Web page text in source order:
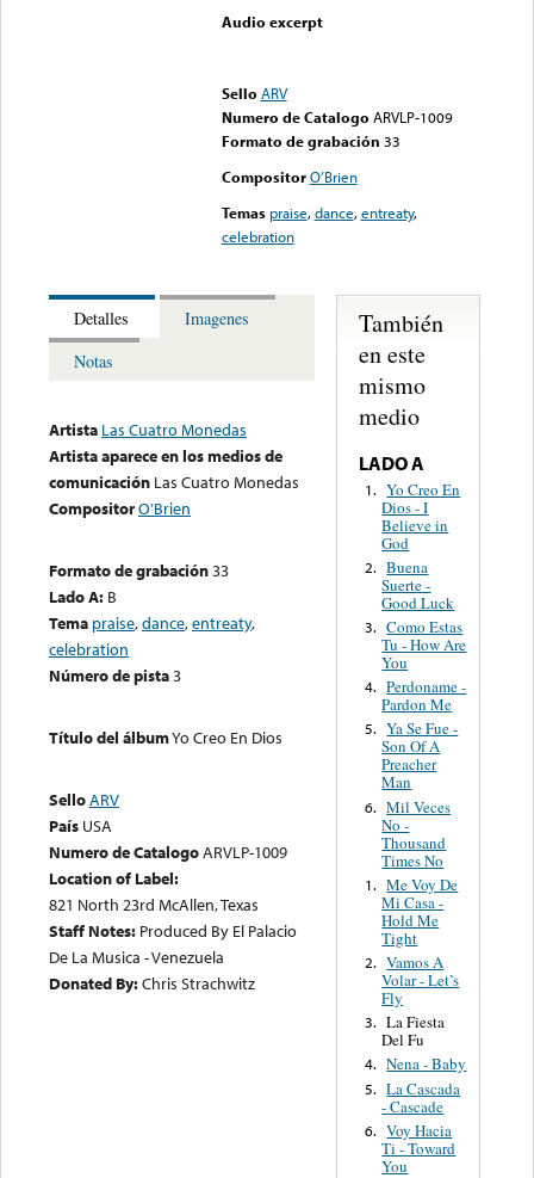
Audio excerpt
Sello ARV
Numero de Catalogo ARVLP-1009
Formato de grabación 33
Compositor O’Brien
Temas praise,dance,entreaty,
celebration
Detalles
Imagenes
Notas
Artista Las Cuatro Monedas
Artista aparece en los medios de
comunicación Las Cuatro Monedas
CompositorO’Brien
Formato de grabación33
Lado A: B
Tema praise,dance,entreaty,
celebration
Número de pista3
Título del álbumYo Creo En Dios
SelloARV
País USA
Numero de CatalogoARVLP-1009
Location of Label:
821 North 23rd McAllen, Texas
Staff Notes: Produced By El Palacio
De La Musica - Venezuela
Donated By:Chris Strachwitz
También
en este
mismo
medio
LADO A
1. Yo Creo En
Dios - I
Believe in
God
2. Buena
Suerte -
Good Luck
3. Como Estas
Tu - How Are
You
4. Perdoname -
Pardon Me
5. Ya Se Fue -
Son Of A
Preacher
Man
6. Mil Veces
No -
Thousand
Times No
1. Me Voy De
Mi Casa -
Hold Me
Tight
2. Vamos A
Volar - Let’s
Fly
3. La Fiesta
Del Fu
4. Nena - Baby
5. La Cascada
- Cascade
6. Voy Hacia
Ti - Toward
You